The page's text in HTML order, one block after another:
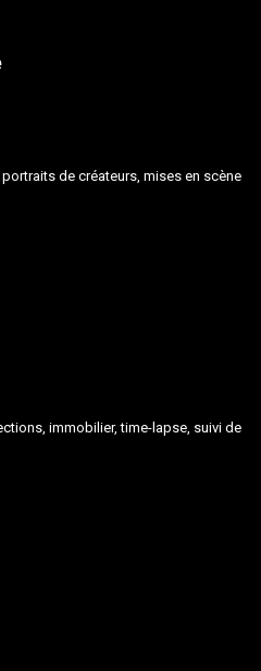
de créateurs, mises en scène
immobilier, time-lapse, suivi de